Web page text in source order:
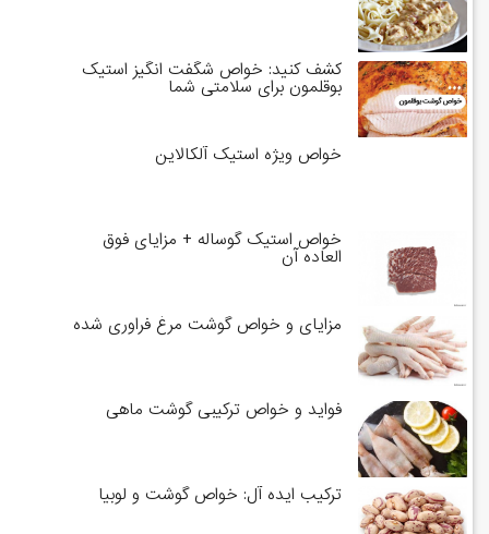
کشف کنید: خواص شگفت انگیز استیک
بوقلمون برای سلامتی شما
خواص ویژه استیک آلکالاین
خواص استیک گوساله + مزایای فوق
العاده آن
مزایای و خواص گوشت مرغ فراوری شده
فواید و خواص ترکیبی گوشت ماهی
ترکیب ایده آل: خواص گوشت و لوبیا